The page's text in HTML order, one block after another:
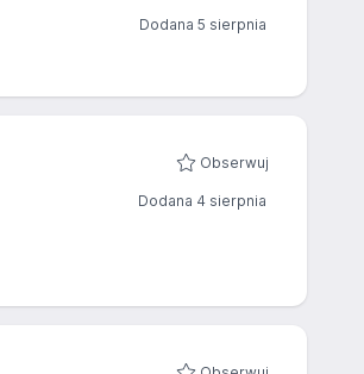
Dodana 5 sierpnia
Obserwuj
Dodana 4 sierpnia